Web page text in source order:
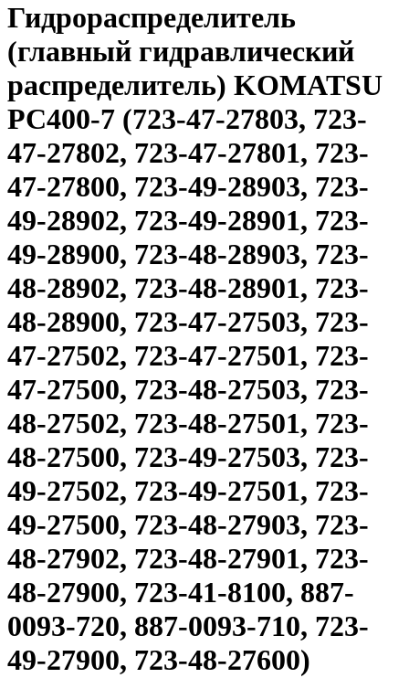
Гидрораспределитель
(главный гидравлический
распределитель) KOMATSU
PC400-7 (723-47-27803, 723-
47-27802, 723-47-27801, 723-
47-27800, 723-49-28903, 723-
49-28902, 723-49-28901, 723-
49-28900, 723-48-28903, 723-
48-28902, 723-48-28901, 723-
48-28900, 723-47-27503, 723-
47-27502, 723-47-27501, 723-
47-27500, 723-48-27503, 723-
48-27502, 723-48-27501, 723-
48-27500, 723-49-27503, 723-
49-27502, 723-49-27501, 723-
49-27500, 723-48-27903, 723-
48-27902, 723-48-27901, 723-
48-27900, 723-41-8100, 887-
0093-720, 887-0093-710, 723-
49-27900, 723-48-27600)